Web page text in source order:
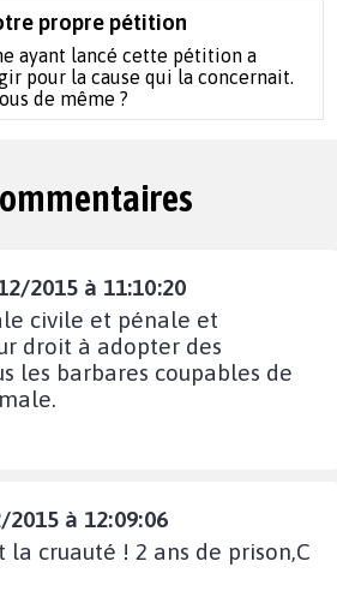
propre pétition
ayant lancé cette pétition a
pour la cause qui la concernait.
de même ?
2015 à 11:10:20
civile et pénale et
droit à adopter des
les barbares coupables de
à 12:09:06
la cruauté ! 2 ans de prison,C